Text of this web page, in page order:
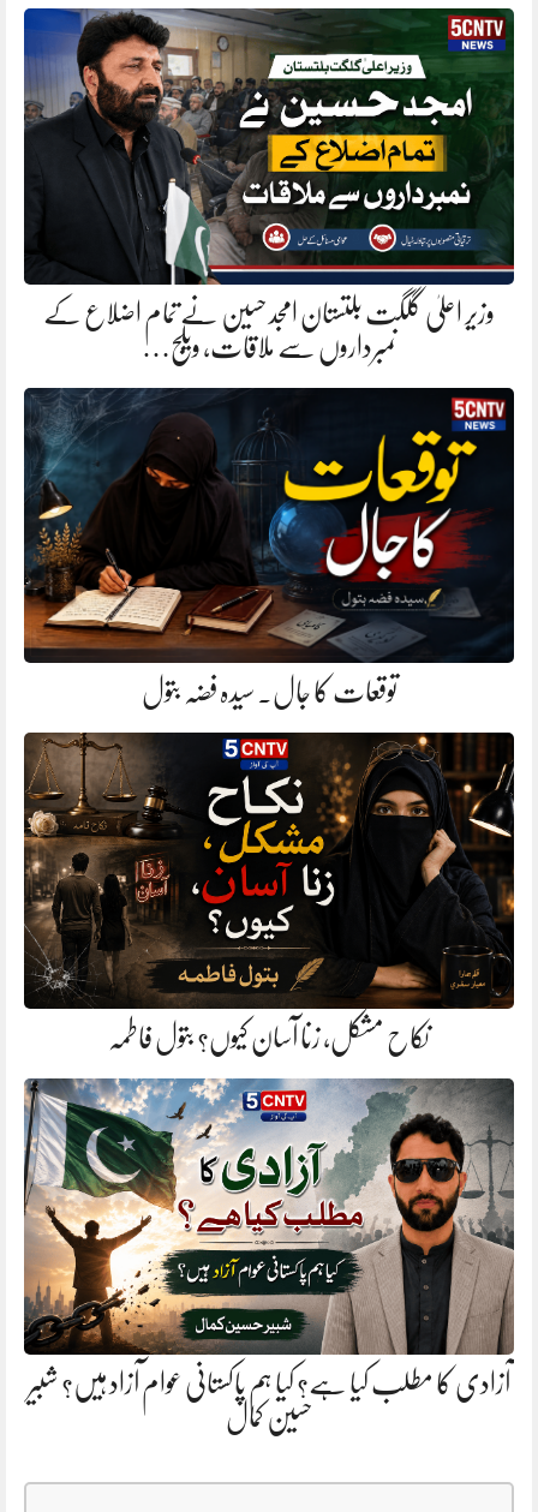
وزیر اعلیٰ گلگت بلتستان امجد حسین نے تمام اضلاع کے
نمبرداروں سے ملاقات، ویلج…
توقعات کا جال. سیدہ فضہ بتول
نکاح مشکل، زنا آسان کیوں؟ بتول فاطمہ
آزادی کا مطلب کیا ہے؟ کیا ہم پاکستانی عوام آزاد ہیں؟ شبیر
حسین کمال